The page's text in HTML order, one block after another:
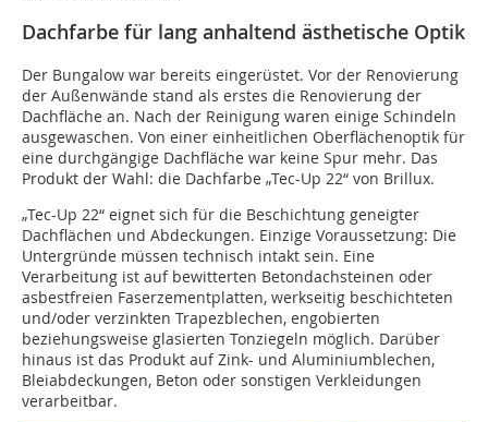
Dachfarbe für lang anhaltend ästhetische Optik
Der Bungalow war bereits eingerüstet. Vor der Renovierung
der Außenwände stand als erstes die Renovierung der
Dachfläche an. Nach der Reinigung waren einige Schindeln
ausgewaschen. Von einer einheitlichen Oberflächenoptik für
eine durchgängige Dachfläche war keine Spur mehr. Das
Produkt der Wahl: die Dachfarbe „Tec-Up 22“ von Brillux.
„Tec-Up 22“ eignet sich für die Beschichtung geneigter
Dachflächen und Abdeckungen. Einzige Voraussetzung: Die
Untergründe müssen technisch intakt sein. Eine
Verarbeitung ist auf bewitterten Betondachsteinen oder
asbestfreien Faserzementplatten, werkseitig beschichteten
und/oder verzinkten Trapezblechen, engobierten
beziehungsweise glasierten Tonziegeln möglich. Darüber
hinaus ist das Produkt auf Zink- und Aluminiumblechen,
Bleiabdeckungen, Beton oder sonstigen Verkleidungen
verarbeitbar.